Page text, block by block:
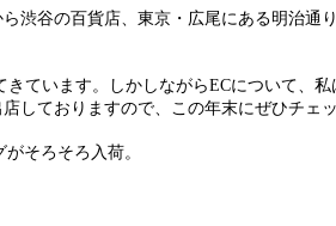
渋谷の百貨店、東京・広尾にある明治
ています。しかしながらECについて、
しておりますので、この年末にぜひチェ
そろそろ入荷。